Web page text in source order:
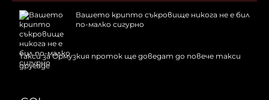
Вашето крипто съкровище никога не е бил
по-малко сигурно
Такси за Ормузкия проток ще доведат до повече такси
другаде